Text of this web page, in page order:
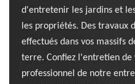
d'entretenir les jardins et
les propriétés. Des travaux
effectués dans vos massifs
terre. Confiez l'entretien de
professionnel de notre